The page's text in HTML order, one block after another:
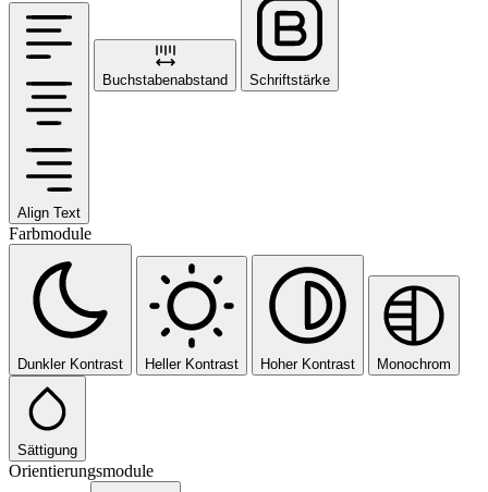
Align Text
Buchstabenabstand Schriftstärke
Farbmodule
Dunkler Kontrast Heller Kontrast Hoher Kontrast Monochrom
Sättigung
Orientierungsmodule